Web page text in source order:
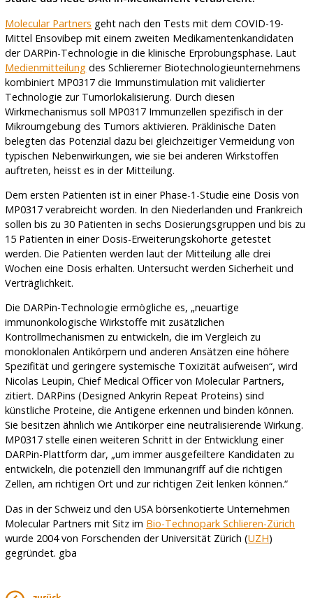
Molecular Partners geht nach den Tests mit dem COVID-19-
Mittel Ensovibep mit einem zweiten Medikamentenkandidaten
der DARPin-Technologie in die klinische Erprobungsphase. Laut
Medienmitteilung des Schlieremer Biotechnologieunternehmens
kombiniert MP0317 die Immunstimulation mit validierter
Technologie zur Tumorlokalisierung. Durch diesen
Wirkmechanismus soll MP0317 Immunzellen spezifisch in der
Mikroumgebung des Tumors aktivieren. Präklinische Daten
belegten das Potenzial dazu bei gleichzeitiger Vermeidung von
typischen Nebenwirkungen, wie sie bei anderen Wirkstoffen
auftreten, heisst es in der Mitteilung.
Dem ersten Patienten ist in einer Phase-1-Studie eine Dosis von
MP0317 verabreicht worden. In den Niederlanden und Frankreich
sollen bis zu 30 Patienten in sechs Dosierungsgruppen und bis zu
15 Patienten in einer Dosis-Erweiterungskohorte getestet
werden. Die Patienten werden laut der Mitteilung alle drei
Wochen eine Dosis erhalten. Untersucht werden Sicherheit und
Verträglichkeit.
Die DARPin-Technologie ermögliche es, „neuartige
immunonkologische Wirkstoffe mit zusätzlichen
Kontrollmechanismen zu entwickeln, die im Vergleich zu
monoklonalen Antikörpern und anderen Ansätzen eine höhere
Spezifität und geringere systemische Toxizität aufweisen“, wird
Nicolas Leupin, Chief Medical Officer von Molecular Partners,
zitiert. DARPins (Designed Ankyrin Repeat Proteins) sind
künstliche Proteine, die Antigene erkennen und binden können.
Sie besitzen ähnlich wie Antikörper eine neutralisierende Wirkung.
MP0317 stelle einen weiteren Schritt in der Entwicklung einer
DARPin-Plattform dar, „um immer ausgefeiltere Kandidaten zu
entwickeln, die potenziell den Immunangriff auf die richtigen
Zellen, am richtigen Ort und zur richtigen Zeit lenken können.“
Das in der Schweiz und den USA börsenkotierte Unternehmen
Molecular Partners mit Sitz im Bio-Technopark Schlieren-Zürich
wurde 2004 von Forschenden der Universität Zürich (UZH)
gegründet. gba